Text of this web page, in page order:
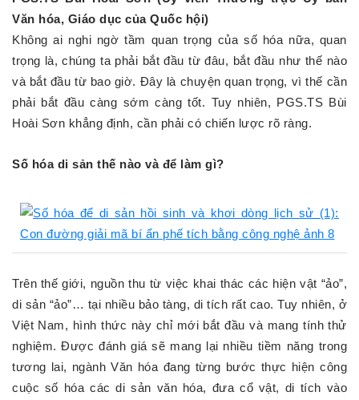
Văn hóa, Giáo dục của Quốc hội)
Không ai nghi ngờ tầm quan trọng của số hóa nữa, quan
trọng là, chúng ta phải bắt đầu từ đâu, bắt đầu như thế nào
và bắt đầu từ bao giờ. Đây là chuyện quan trọng, vì thế cần
phải bắt đầu càng sớm càng tốt. Tuy nhiên, PGS.TS Bùi
Hoài Sơn khẳng định, cần phải có chiến lược rõ ràng.
Số hóa di sản thế nào và để làm gì?
Trên thế giới, nguồn thu từ việc khai thác các hiện vật “ảo”,
di sản “ảo”… tại nhiều bảo tàng, di tích rất cao. Tuy nhiên, ở
Việt Nam, hình thức này chỉ mới bắt đầu và mang tính thử
nghiệm. Được đánh giá sẽ mang lại nhiều tiềm năng trong
tương lai, ngành Văn hóa đang từng bước thực hiện công
cuộc số hóa các di sản văn hóa, đưa cổ vật, di tích vào